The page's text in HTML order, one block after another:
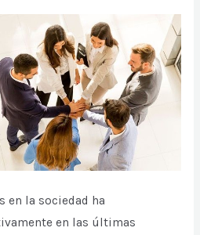
en la sociedad ha
en las últimas